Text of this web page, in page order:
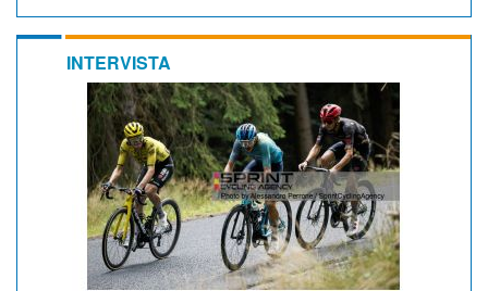
INTERVISTA